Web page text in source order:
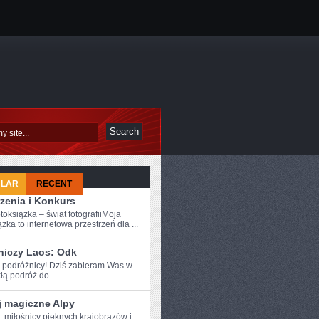
RECENT
i Konkurs
– świat fotografiiMoja
to internetowa przestrzeń dla ...
Laos: Odk
podróżnicy! Dziś zabieram Was ⁣w
podróż⁣ do ...
magiczne Alpy
miłośnicy pięknych krajobrazów i